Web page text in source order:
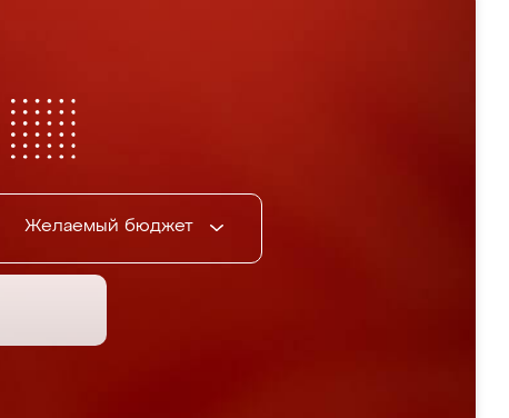
Желаемый бюджет